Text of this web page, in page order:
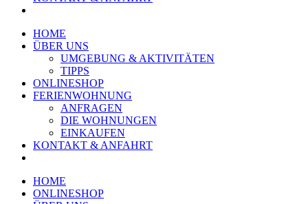
HOME
ÜBER UNS
UMGEBUNG & AKTIVITÄTEN
TIPPS
ONLINESHOP
FERIENWOHNUNG
ANFRAGEN
DIE WOHNUNGEN
EINKAUFEN
KONTAKT & ANFAHRT
HOME
ONLINESHOP